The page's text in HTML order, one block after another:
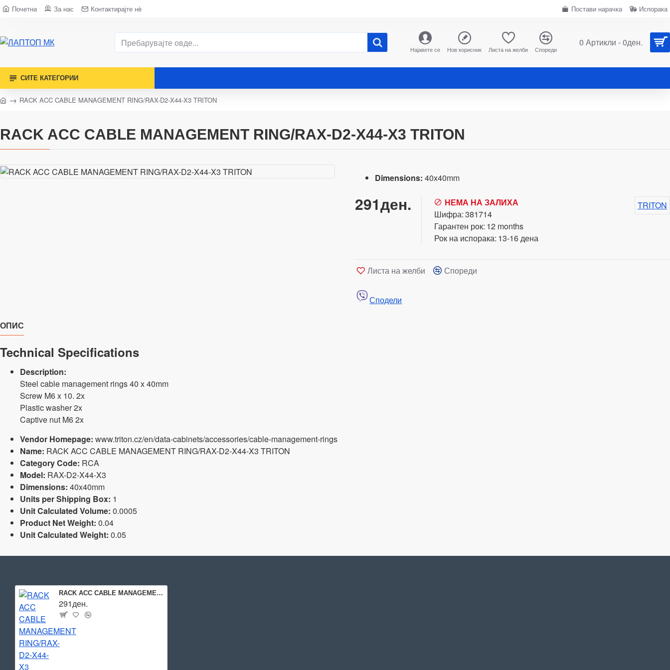
Почетна За нас Контактирајте нè Постави нарачка Испорака
Најавете се Нов корисник Листа на желби Спореди
0 Артикли - 0ден.
СИТЕ КАТЕГОРИИ
RACK ACC CABLE MANAGEMENT RING/RAX-D2-X44-X3 TRITON
RACK ACC CABLE MANAGEMENT RING/RAX-D2-X44-X3 TRITON
Dimensions: 40x40mm
291ден.
НЕМА НА ЗАЛИХА
Шифра:381714
Гарантен рок: 12 months
Рок на испорака: 13-16 дена
TRITON
Листа на желби Спореди
Сподели
ОПИС
Technical Specifications
Description:
Steel cable management rings 40 x 40mm
Screw M6 x 10. 2x
Plastic washer 2x
Captive nut M6 2x
Vendor Homepage: www.triton.cz/en/data-cabinets/accessories/cable-management-rings
Name: RACK ACC CABLE MANAGEMENT RING/RAX-D2-X44-X3 TRITON
Category Code: RCA
Model: RAX-D2-X44-X3
Dimensions: 40x40mm
Units per Shipping Box: 1
Unit Calculated Volume: 0.0005
Product Net Weight: 0.04
Unit Calculated Weight: 0.05
RACK ACC CABLE MANAGEMENT RING/RAX-D2-X44-X3 TRITON
291ден.